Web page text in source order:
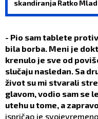
skandiranja Ratko
- Pio sam tablete
bila borba. Meni je
krenulo je sve od
slučaju nasledan. Sa
život su mi stvarali
glavom, vodio sam se
utehu u tome, a
ispričao je